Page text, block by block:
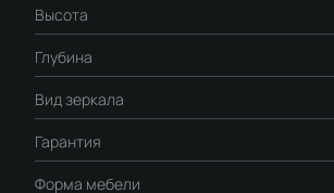
Высота
Глубина
Вид зеркала
Гарантия
Форма мебели